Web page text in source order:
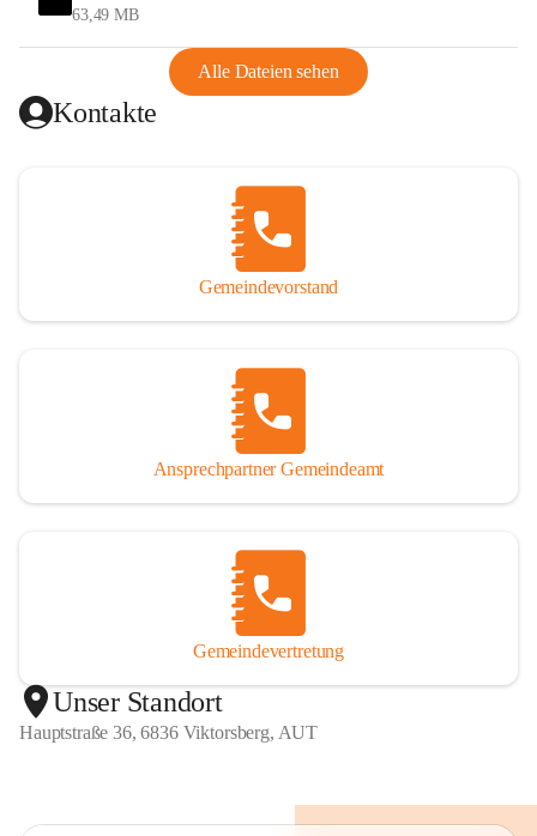
63,49 MB
Alle Dateien sehen
Kontakte
Gemeindevorstand
Ansprechpartner Gemeindeamt
Gemeindevertretung
Unser Standort
Hauptstraße 36, 6836 Viktorsberg, AUT